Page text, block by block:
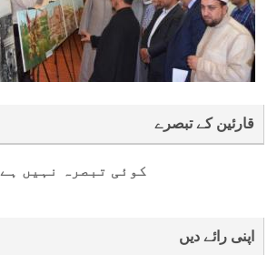
قارئین کے تبصرے
کوئی تبصرہ نہیں ہے
اپنی رائے دیں